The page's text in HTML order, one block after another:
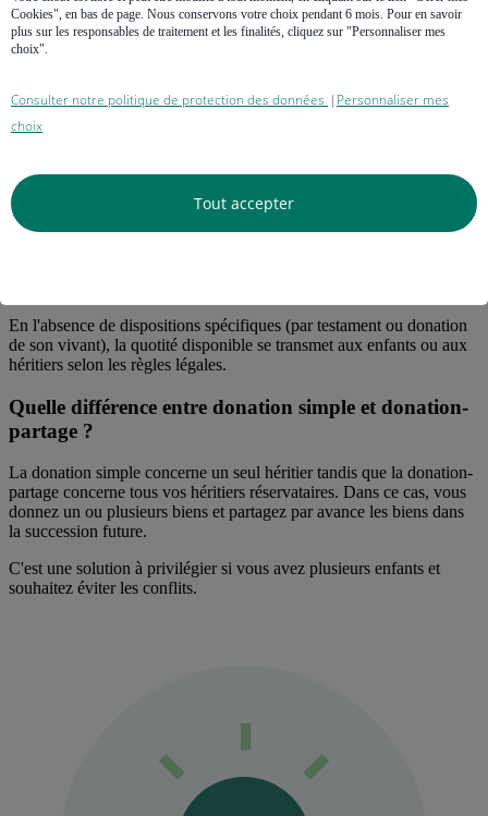
En l'absence de dispositions spécifiques (par testament ou donation
de son vivant), la quotité disponible se transmet aux enfants ou aux
héritiers selon les règles légales.
Quelle différence entre donation simple et donation-
partage ?
La donation simple concerne un seul héritier tandis que la donation-
partage concerne tous vos héritiers réservataires. Dans ce cas, vous
donnez un ou plusieurs biens et partagez par avance les biens dans
la succession future.
C'est une solution à privilégier si vous avez plusieurs enfants et
souhaitez éviter les conflits.
Cookies", en bas de page. Nous conservons votre choix pendant 6 mois. Pour en savoir
plus sur les responsables de traitement et les finalités, cliquez sur "Personnaliser mes
choix".
Consulter notre politique de protection des données
Personnaliser mes
choix
Tout accepter